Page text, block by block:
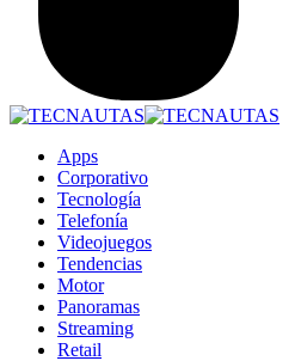
Apps
Corporativo
Tecnología
Telefonía
Videojuegos
Tendencias
Motor
Panoramas
Streaming
Retail